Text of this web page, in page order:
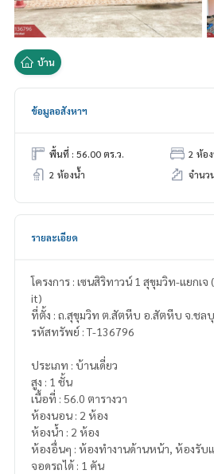
บ้าน
ข้อมูลอสังหาฯ
พื้นที่ : 56.00 ตร.ว.
2 ห้อ
2 ห้องน้ำ
จำนว
รายละเอียด
โครงการ : เซนสิริทาวน์ 1 สุขุมวิท-แยกเจ
it)
ที่ตั้ง : ถ.สุขุมวิท ต.สัตหีบ อ.สัตหีบ จ.ชล
รหัสทรัพย์ : T-136796
ประเภท : บ้านเดี่ยว
สูง : 1 ชั้น
เนื้อที่ : 56.0 ตารางวา
ห้องนอน : 2 ห้อง
ห้องน้ำ : 2 ห้อง
ห้องอื่นๆ : ห้องทำงานด้านหน้า, ห้องรับ
จอดรถได้ : 1 คัน